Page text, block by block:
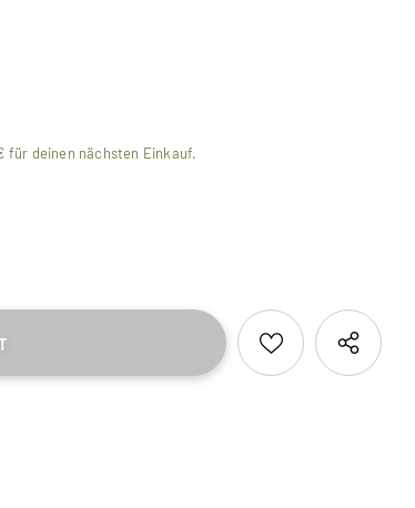
für deinen nächsten Einkauf.